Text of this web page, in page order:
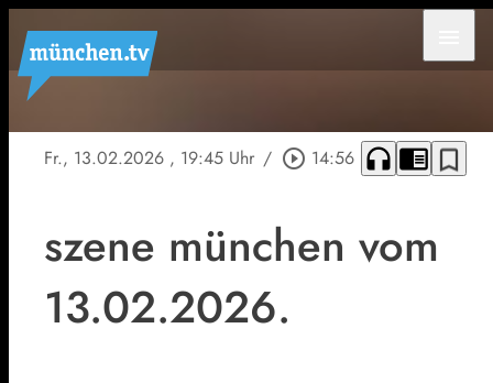
Fr., 13.02.2026 , 19:45 Uhr / play_circle_outline 14:56 headphones chrome_reader_mode bookmark_border
szene münchen vom
13.02.2026.